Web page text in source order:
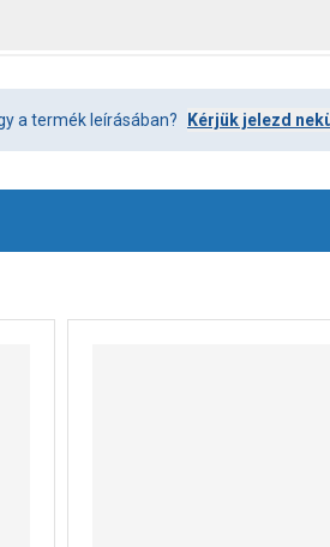
a termék leírásában? Kérjük jelezd